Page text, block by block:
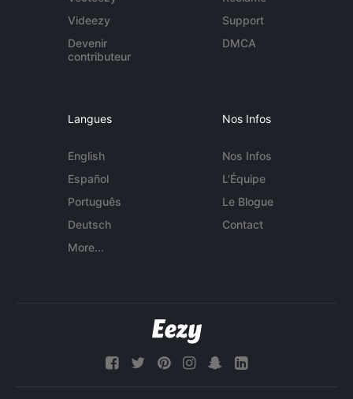
Videezy
Devenir
contributeur
Support
DMCA
Langues
English
Español
Português
Deutsch
More...
Nos Infos
Nos Infos
L'Équipe
Le Blogue
Contact